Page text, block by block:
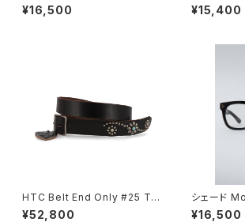
ic-
¥16,500
e T1011
¥15,400
HTC Belt End Only #25 TQ
LG 1.25
¥52,800
シェード
¥16,500